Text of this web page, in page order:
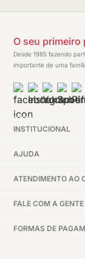
O seu primeiro
Desde 1985 fazendo
importante de uma
INSTITUCIONAL
AJUDA
ATENDIMENTO AO
FALE COM A GENTE
FORMAS DE